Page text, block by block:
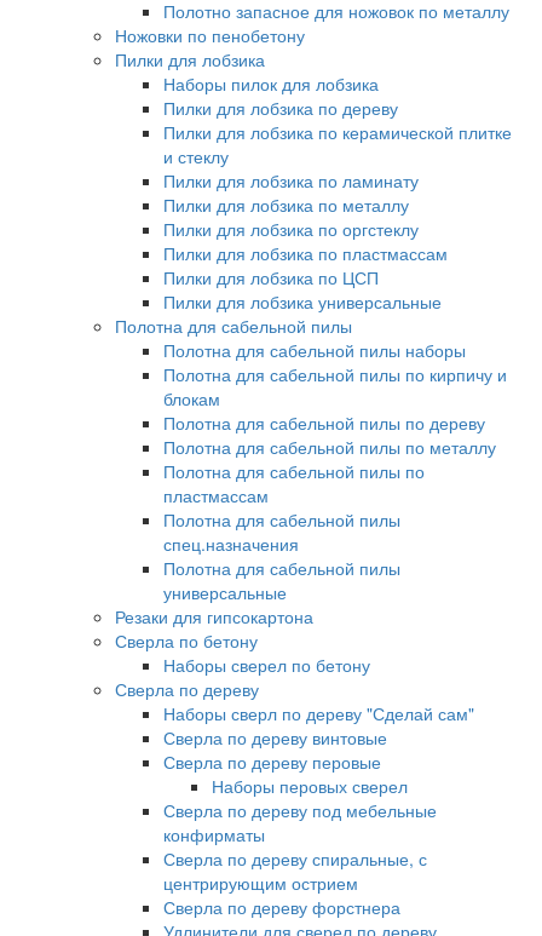
Полотно запасное для ножовок по металлу
Ножовки по пенобетону
Пилки для лобзика
Наборы пилок для лобзика
Пилки для лобзика по дереву
Пилки для лобзика по керамической плитке
и стеклу
Пилки для лобзика по ламинату
Пилки для лобзика по металлу
Пилки для лобзика по оргстеклу
Пилки для лобзика по пластмассам
Пилки для лобзика по ЦСП
Пилки для лобзика универсальные
Полотна для сабельной пилы
Полотна для сабельной пилы наборы
Полотна для сабельной пилы по кирпичу и
блокам
Полотна для сабельной пилы по дереву
Полотна для сабельной пилы по металлу
Полотна для сабельной пилы по
пластмассам
Полотна для сабельной пилы
спец.назначения
Полотна для сабельной пилы
универсальные
Резаки для гипсокартона
Сверла по бетону
Наборы сверел по бетону
Сверла по дереву
Наборы сверл по дереву "Сделай сам"
Сверла по дереву винтовые
Сверла по дереву перовые
Наборы перовых сверел
Сверла по дереву под мебельные
конфирматы
Сверла по дереву спиральные, с
центрирующим острием
Сверла по дереву форстнера
Удлинители для сверел по дереву